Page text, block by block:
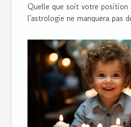
Quelle que soit votre position
l'astrologie ne manquera pas